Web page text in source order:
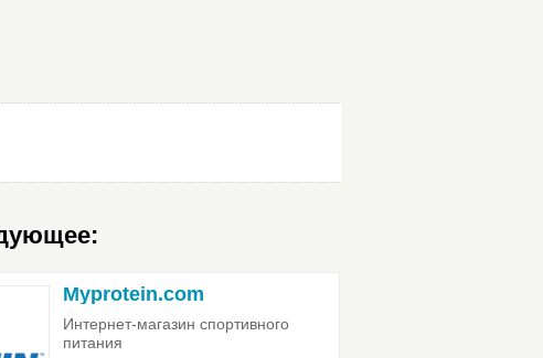
Myprotein.com
Интернет-магазин спортивного
питания